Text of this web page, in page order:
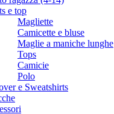
e top
Magliette
Camicette e bluse
Maglie a maniche lunghe
Tops
Camicie
Polo
e Sweatshirts